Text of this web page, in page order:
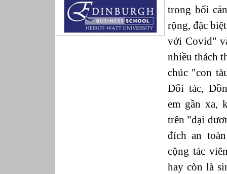
Truyền thông
Truyền thông, PR
trong bối
rộng, đặc
với Covid"
nhiều thách
chúc "con
Đối tác,
em gần xa,
trên "đại
đích an
cộng tác
hay còn là